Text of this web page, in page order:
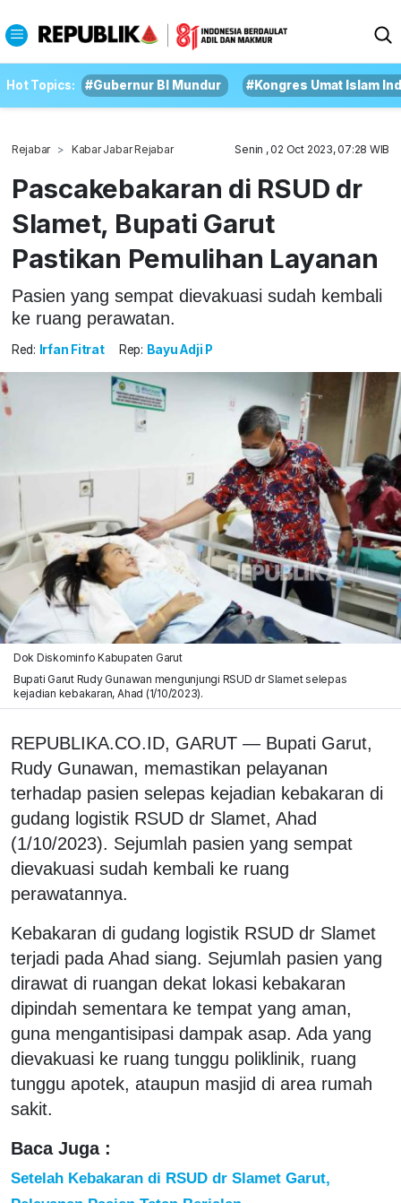
Hot Topics: #Gubernur BI Mundur #Kongres Umat Islam
Rejabar Kabar Jabar Rejabar Senin , 02 Oct 2023, 07:28 WIB
Pascakebakaran di RSUD dr
Slamet, Bupati Garut
Pastikan Pemulihan Layanan
Pasien yang sempat dievakuasi sudah kembali
ke ruang perawatan.
Red: Irfan Fitrat Rep: Bayu Adji P
Dok Diskominfo Kabupaten Garut
Bupati Garut Rudy Gunawan mengunjungi RSUD dr Slamet selepas
kejadian kebakaran, Ahad (1/10/2023).
REPUBLIKA.CO.ID, GARUT — Bupati Garut,
Rudy Gunawan, memastikan pelayanan
terhadap pasien selepas kejadian kebakaran di
gudang logistik RSUD dr Slamet, Ahad
(1/10/2023). Sejumlah pasien yang sempat
dievakuasi sudah kembali ke ruang
perawatannya.
Kebakaran di gudang logistik RSUD dr Slamet
terjadi pada Ahad siang. Sejumlah pasien yang
dirawat di ruangan dekat lokasi kebakaran
dipindah sementara ke tempat yang aman,
guna mengantisipasi dampak asap. Ada yang
dievakuasi ke ruang tunggu poliklinik, ruang
tunggu apotek, ataupun masjid di area rumah
sakit.
Baca Juga :
Setelah Kebakaran di RSUD dr Slamet Garut,